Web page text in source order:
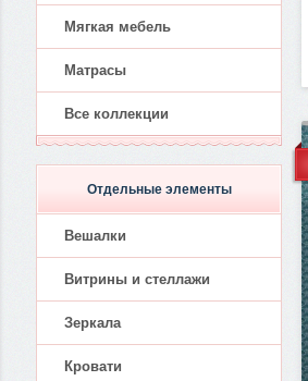
Мягкая мебель
Матрасы
Все коллекции
Отдельные элементы
Вешалки
Витрины и стеллажи
Зеркала
Кровати